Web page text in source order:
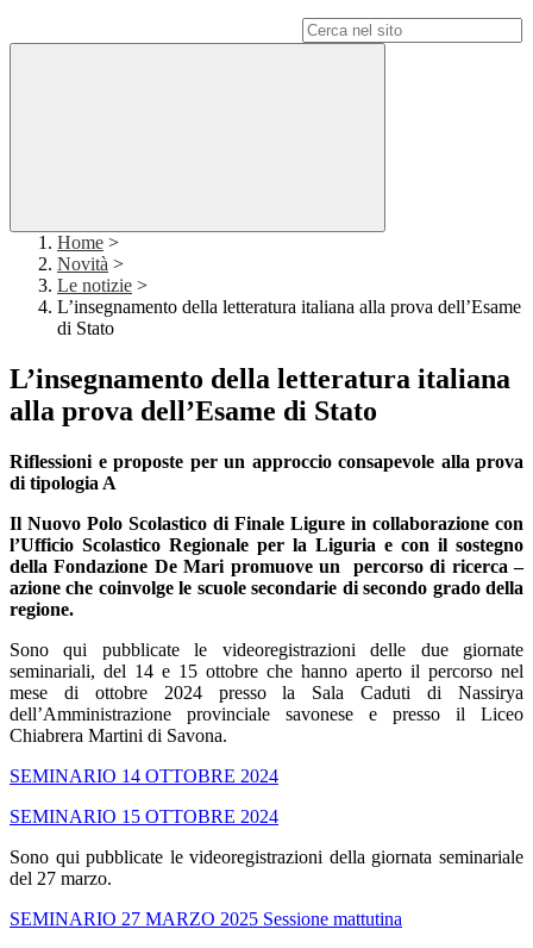
Home >
Novità >
Le notizie >
L’insegnamento della letteratura italiana alla prova dell’Esame
di Stato
L’insegnamento della letteratura italiana
alla prova dell’Esame di Stato
Riflessioni e proposte per un approccio consapevole alla prova
di tipologia A
Il Nuovo Polo Scolastico di Finale Ligure in collaborazione con
l’Ufficio Scolastico Regionale per la Liguria e con il sostegno
della Fondazione De Mari promuove un percorso di ricerca –
azione che coinvolge le scuole secondarie di secondo grado della
regione.
Sono qui pubblicate le videoregistrazioni delle due giornate
seminariali, del 14 e 15 ottobre che hanno aperto il percorso nel
mese di ottobre 2024 presso la Sala Caduti di Nassirya
dell’Amministrazione provinciale savonese e presso il Liceo
Chiabrera Martini di Savona.
SEMINARIO 14 OTTOBRE 2024
SEMINARIO 15 OTTOBRE 2024
Sono qui pubblicate le videoregistrazioni della giornata seminariale
del 27 marzo.
SEMINARIO 27 MARZO 2025 Sessione mattutina